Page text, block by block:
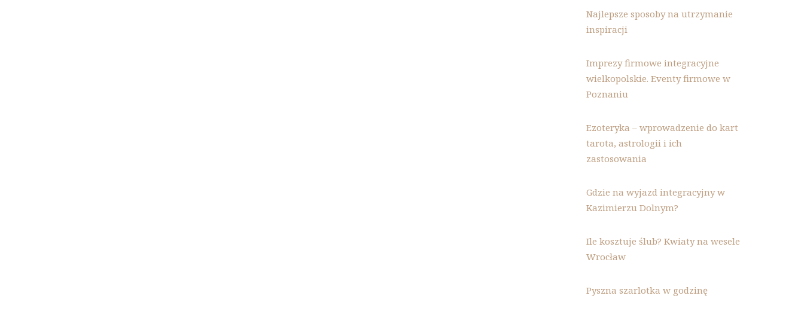
Najlepsze sposoby na utrzymanie
inspiracji
Imprezy firmowe integracyjne
wielkopolskie. Eventy firmowe w
Poznaniu
Ezoteryka – wprowadzenie do kart
tarota, astrologii i ich
zastosowania
Gdzie na wyjazd integracyjny w
Kazimierzu Dolnym?
Ile kosztuje ślub? Kwiaty na wesele
Wrocław
Pyszna szarlotka w godzinę